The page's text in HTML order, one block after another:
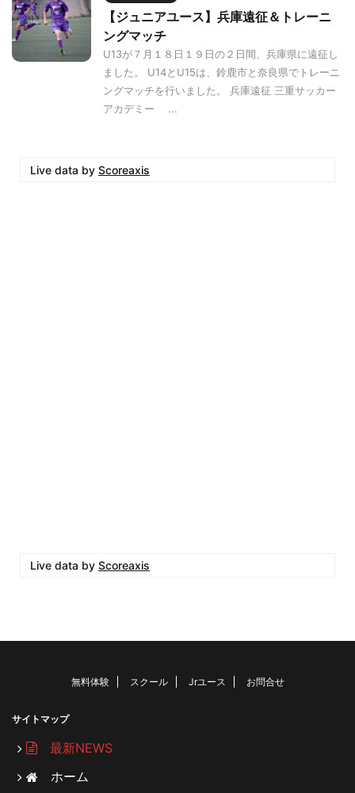
【ジュニアユース】兵庫遠征＆トレーニ
ングマッチ
U13が７月１８日１９日の２日間、兵庫県に遠征し
ました。 U14とU15は、鈴鹿市と奈良県でトレーニ
ングマッチを行いました。 兵庫遠征 三重サッカー
アカデミー ...
Live data by Scoreaxis
Live data by Scoreaxis
無料体験 スクール Jrユース お問合せ
サイトマップ
最新NEWS
ホーム